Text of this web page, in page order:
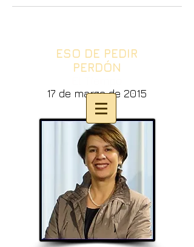
ESO DE PEDIR
PERDÓN
17 de marzo de 2015